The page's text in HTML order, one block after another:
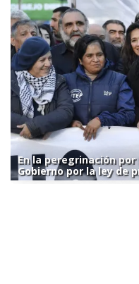
En la peregrinación
Gobierno por la ley de